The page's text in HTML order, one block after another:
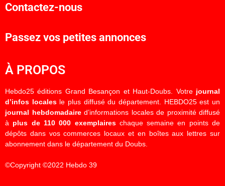
Contactez-nous
Passez vos petites annonces
À PROPOS
Hebdo25 éditions Grand Besançon et Haut-Doubs. Votre journal
d’infos localesle plus diffusé du département. HEBDO25 est un
journal hebdomadaired’informations locales de proximité diffusé
à plus de 110 000 exemplaireschaque semaine en points de
dépôts dans vos commerces locaux et en boîtes aux lettres sur
abonnement dans le département du Doubs.
©Copyright ©2022 Hebdo 39